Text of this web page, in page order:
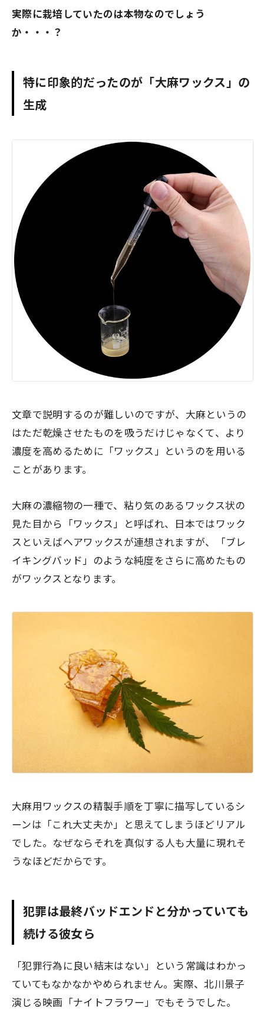
実際に栽培していたのは本物なのでしょう
か・・・？
特に印象的だったのが「大麻ワックス」の
生成
文章で説明するのが難しいのですが、大麻というの
はただ乾燥させたものを吸うだけじゃなくて、より
濃度を高めるために「ワックス」というのを用いる
ことがあります。
大麻の濃縮物の一種で、粘り気のあるワックス状の
見た目から「ワックス」と呼ばれ、日本ではワック
スといえばヘアワックスが連想されますが、「ブレ
イキングバッド」のような純度をさらに高めたもの
がワックスとなります。
大麻用ワックスの精製手順を丁寧に描写しているシ
ーンは「これ大丈夫か」と思えてしまうほどリアル
でした。なぜならそれを真似する人も大量に現れそ
うなほどだからです。
犯罪は最終バッドエンドと分かっていても
続ける彼女ら
「犯罪行為に良い結末はない」という常識はわかっ
ていてもなかなかやめられません。実際、北川景子
演じる映画「ナイトフラワー」でもそうでした。